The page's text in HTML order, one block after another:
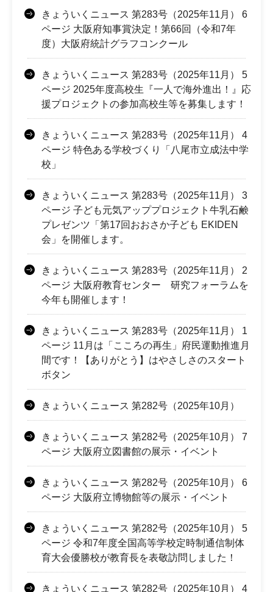
きょういくニュース 第283号（2025年11月） 6
ページ 大阪府知事賞決定！第66回（令和7年
度）大阪府統計グラフコンクール
きょういくニュース 第283号（2025年11月） 5
ページ 2025年度高校生『一人で海外進出！』応
援プロジェクトの参加高校生等を募集します！
きょういくニュース 第283号（2025年11月） 4
ページ 特色ある学校づくり「八尾市立成法中学
校」
きょういくニュース 第283号（2025年11月） 3
ページ 子ども元気アッププロジェクト牛乳石鹸
プレゼンツ「第17回おおさか子ども EKIDEN
会」を開催します。
きょういくニュース 第283号（2025年11月） 2
ページ 大阪府教育センター 研究フォーラムを
今年も開催します！
きょういくニュース 第283号（2025年11月） 1
ページ 11月は「こころの再生」府民運動推進月
間です！【ありがとう】はやさしさのスタート
ボタン
きょういくニュース 第282号（2025年10月）
きょういくニュース 第282号（2025年10月） 7
ページ 大阪府立図書館の展示・イベント
きょういくニュース 第282号（2025年10月） 6
ページ 大阪府立博物館等の展示・イベント
きょういくニュース 第282号（2025年10月） 5
ページ 令和7年度全国高等学校定時制通信制体
育大会優勝校が教育長を表敬訪問しました！
きょういくニュース 第282号（2025年10月） 4